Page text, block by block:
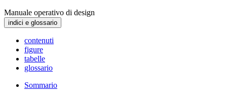
Manuale operativo di design
indici e glossario
contenuti
figure
tabelle
glossario
Sommario